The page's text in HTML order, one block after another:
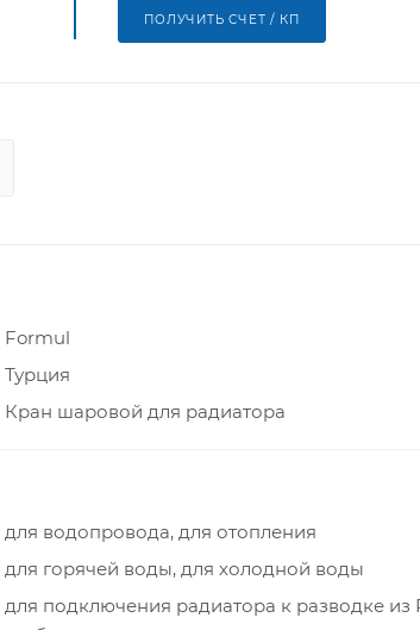
ПОЛУЧИТЬ СЧЕТ / КП
Formul
Турция
Кран шаровой для радиатора
для водопровода, для отопления
для горячей воды, для холодной воды
для подключения радиатора к разводке из